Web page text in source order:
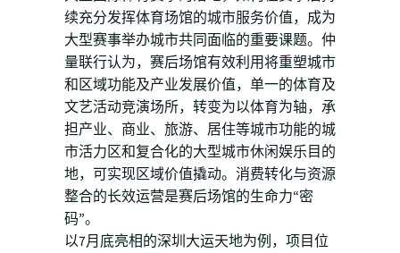
续充分发挥体育场馆的城市服务价值，成为
大型赛事举办城市共同面临的重要课题。仲
量联行认为，赛后场馆有效利用将重塑城市
和区域功能及产业发展价值，单一的体育及
文艺活动竞演场所，转变为以体育为轴，承
担产业、商业、旅游、居住等城市功能的城
市活力区和复合化的大型城市休闲娱乐目的
地，可实现区域价值撬动。消费转化与资源
整合的长效运营是赛后场馆的生命力“密
码”。
以7月底亮相的深圳大运天地为例，项目位